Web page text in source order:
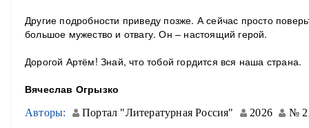
Другие подробности приведу позже. А сейчас просто
большое мужество и отвагу. Он – настоящий герой.
Дорогой Артём! Знай, что тобой гордится вся наша страна.
Вячеслав Огрызко
Авторы: Портал "Литературная Россия" 2026 №